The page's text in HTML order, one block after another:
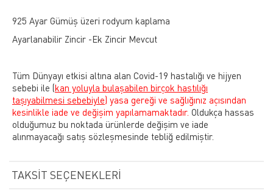
925 Ayar Gümüş üzeri rodyum kaplama
Ayarlanabilir Zincir -Ek Zincir Mevcut
Tüm Dünyayı etkisi altına alan Covid-19 hastalığı ve hijyen
sebebi ile (kan yoluyla bulaşabilen birçok hastılığı
taşıyabilmesi sebebiyle) yasa gereği ve sağlığınız açısından
kesinlikle iade ve değişim yapılamamaktadır. Oldukça hassas
olduğumuz bu noktada ürünlerde değişim ve iade
alınmayacağı satış sözleşmesinde tebliğ edilmiştir.
TAKSIT SEÇENEKLERI